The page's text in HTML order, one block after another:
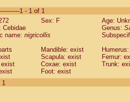
Saguinus labiatus(0)
Saguinus leucopus (0)
Saguinus mystax
Saguinus nigricollis (1)
Saguinus oedipus
Saguinus weddelli
Saguinusspp.
1 - 1 of 1
Sex: F
Age:
Cebidae
Genus:
name: nigricollis
Mandible: exist
Scapula: exist
Femur:
exist
Coxae: exist
Trunk:
Foot: exist
1